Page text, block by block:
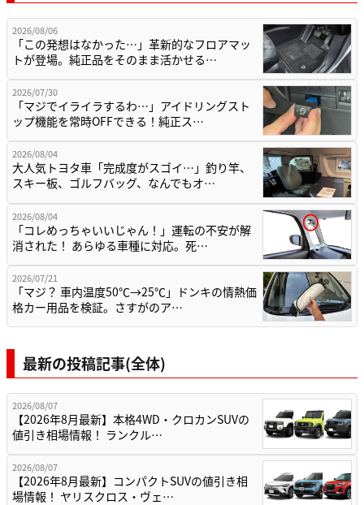
2026/08/06
「この発想はなかった…」革新的なフロアマッ
トが登場。純正品をそのまま活かせる…
2026/07/30
「マジでイライラするわ…」アイドリングスト
ップ機能を常時OFFできる！純正ス…
2026/08/04
大人気トヨタ車「完成度がスゴイ…」釣り竿、
スキー板、ゴルフバッグ、なんでもオ…
2026/08/04
「コレめっちゃいいじゃん！」運転の不安が解
消された！ あらゆる車種に対応。死…
2026/07/21
「マジ？ 車内温度50℃→25℃」ドンキの情熱価
格カー用品を検証。さすがのア…
最新の投稿記事(全体)
2026/08/07
【2026年8月最新】本格4WD・クロカンSUVの
値引き相場情報！ ランクル…
2026/08/07
【2026年8月最新】コンパクトSUVの値引き相
場情報！ ヤリスクロス・ヴェ…